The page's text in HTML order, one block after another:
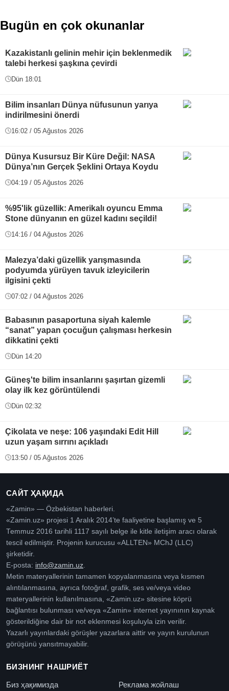
Bugün en çok okunanlar
Kazakistanlı gelinin mehir için beklenmedik
talebi herkesi şaşkına çevirdi
Dün 18:01
Bilim insanları Dünya nüfusunun yarıya
indirilmesini önerdi
16:02 / 05 Ağustos 2026
Dünya Kusursuz Bir Küre Değil: NASA
Dünya’nın Gerçek Şeklini Ortaya Koydu
04:19 / 05 Ağustos 2026
%95'lik güzellik: Amerikalı oyuncu Emma
Stone dünyanın en güzel kadını seçildi!
14:16 / 04 Ağustos 2026
Malezya’daki güzellik yarışmasında
podyumda yürüyen tavuk izleyicilerin
ilgisini çekti
07:02 / 04 Ağustos 2026
Babasının pasaportuna siyah kalemle
“sanat” yapan çocuğun çalışması herkesin
dikkatini çekti
Dün 14:20
Güneş'te bilim insanlarını şaşırtan gizemli
olay ilk kez görüntülendi
Dün 02:32
Çikolata ve neşe: 106 yaşındaki Edit Hill
uzun yaşam sırrını açıkladı
13:50 / 05 Ağustos 2026
САЙТ ҲАҚИДА
«Zamin» — Özbekistan haberleri.
«Zamin.uz» projesi 1 Aralık 2014’te faaliyetine başlamış ve 5
Temmuz 2016 tarihli 1117 sayılı belge ile kitle iletişim aracı olarak
tescil edilmiştir. Projenin kurucusu «ALLTEN» MChJ (LLC)
şirketidir.
E-posta: info@zamin.uz
Metin materyallerinin tamamen kopyalanmasına veya kısmen
alıntılanmasına, ayrıca fotoğraf, grafik, ses ve/veya video
materyallerinin kullanılmasına, «Zamin.uz» sitesine köprü
bağlantısı bulunması ve/veya «Zamin» internet yayınının kaynak
gösterildiğine dair bir not eklenmesi koşuluyla izin verilir.
Yazarlı yayınlardaki görüşler yazarlara aittir ve yayın kurulunun
görüşünü yansıtmayabilir.
БИЗНИНГ НАШРИЁТ
Биз ҳақимизда Реклама жойлаш